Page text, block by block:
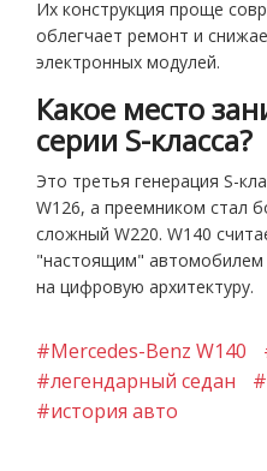
Их конструкция проще
облегчает ремонт и
электронных модулей.
Какое место
серии S-класса?
Это третья генерация S-
W126, а преемником стал
сложный W220. W140
"настоящим"
на цифровую архитектуру.
#Mercedes-Benz W140
#легендарный седан
#история авто